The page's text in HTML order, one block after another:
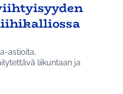
astioita,
liikuntaan ja